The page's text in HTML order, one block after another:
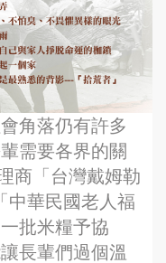
角落仍有許多
需要各界的關
商「台灣戴姆勒
中華民國老人福
批米糧予協
長輩們過個溫